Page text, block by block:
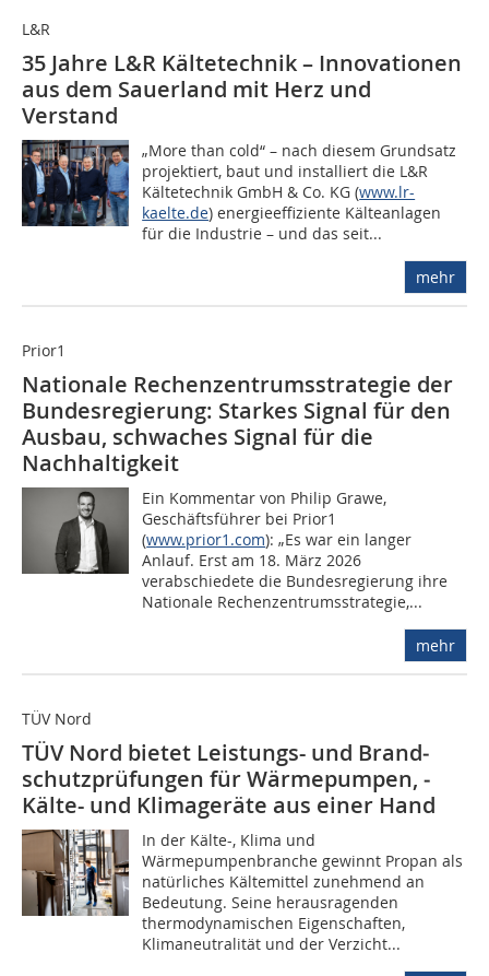
L&R
35 Jahre L&R Kältetechnik – Innovationen
aus dem Sauerland mit Herz und
Verstand
„More than cold“ – nach diesem Grundsatz
projektiert, baut und installiert die L&R
Kältetechnik GmbH & Co. KG (www.lr-
kaelte.de) energieeffiziente Kälteanlagen
für die Industrie – und das seit...
mehr
Prior1
Nationale Rechenzentrumsstrategie der
Bundesregierung: Starkes Signal für den
Ausbau, schwaches Signal für die
Nachhaltigkeit
Ein Kommentar von Philip Grawe,
Geschäftsführer bei Prior1
(www.prior1.com): „Es war ein langer
Anlauf. Erst am 18. März 2026
verabschiedete die Bundesregierung ihre
Nationale Rechenzentrumsstrategie,...
mehr
TÜV Nord
TÜV Nord bietet Leistungs- und Brand­
schutzprüfungen für Wärmepumpen, ­­
Kälte- und Klimageräte aus einer Hand
In der Kälte-, Klima und
Wärmepumpenbranche gewinnt Propan als
natürliches Kältemittel zunehmend an
Bedeutung. Seine herausragenden
thermodynamischen Eigenschaften,
Klimaneutralität und der Verzicht...